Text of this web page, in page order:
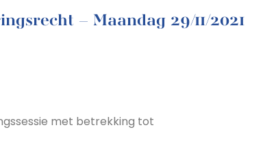
– Maandag 29/11/2021
met betrekking tot